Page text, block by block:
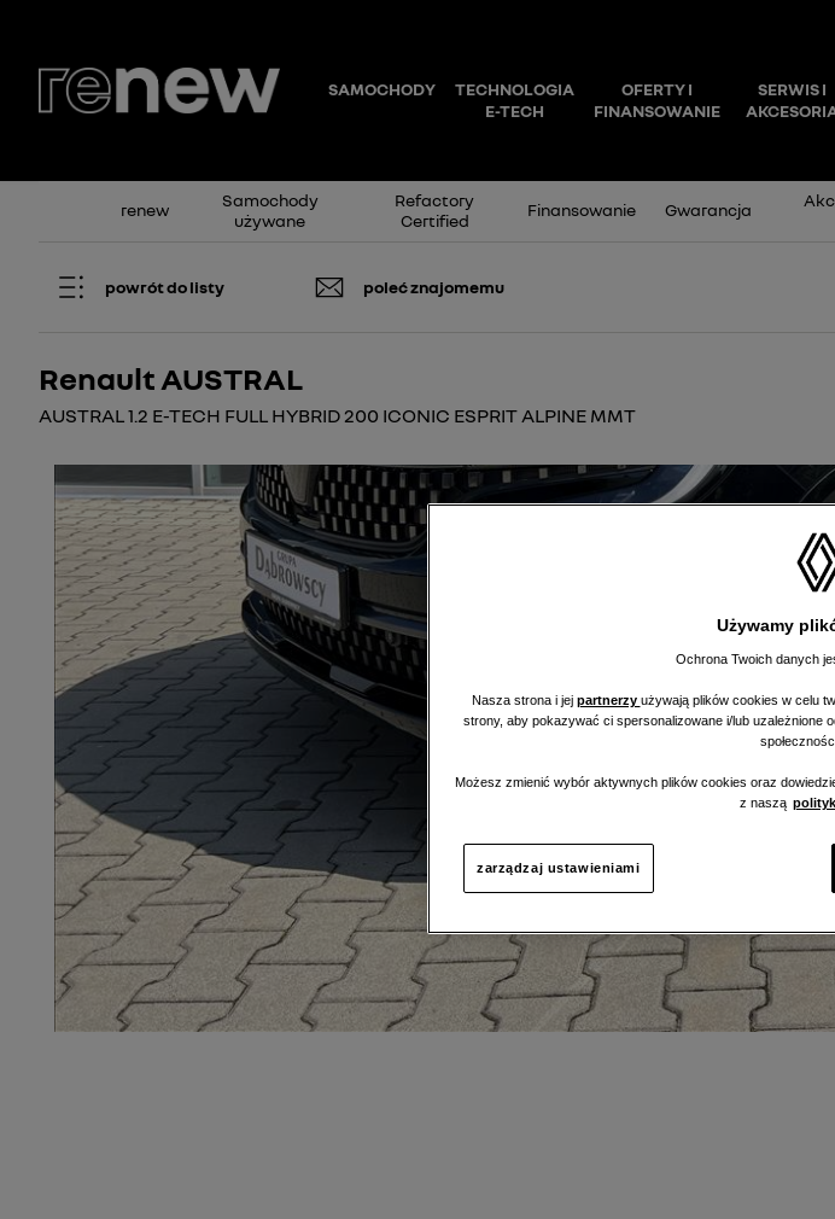
renew
Samochody
używane
Refactory
Certified
Finansowanie Gwarancja
powrót do listy poleć znajomemu
Renault AUSTRAL
AUSTRAL 1.2 E-TECH FULL HYBRID 200 ICONIC ESPRIT ALPINE MMT
Używamy
Ochrona Twoich danych
Nasza strona i jej partnerzy używają plików cookies w celu
strony, aby pokazywać ci spersonalizowane i/lub uzależnione
Możesz zmienić wybór aktywnych plików cookies oraz
z naszą
zarządzaj ustawieniami